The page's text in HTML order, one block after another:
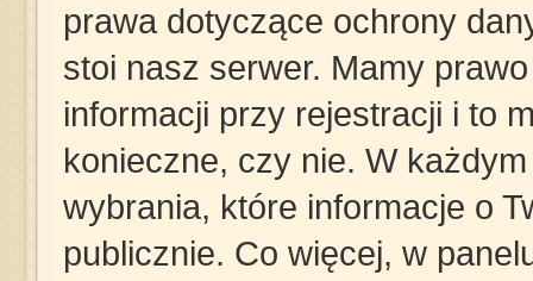
prawa dotyczące ochrony
stoi nasz serwer. Mamy
informacji przy rejestracji i to
konieczne, czy nie. W
wybrania, które informacje o
publicznie. Co więcej, w